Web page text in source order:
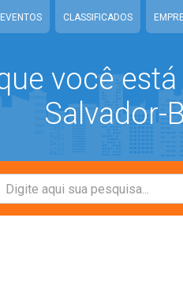
EVENTOS CLASSIFICADOS
você
Salvador-